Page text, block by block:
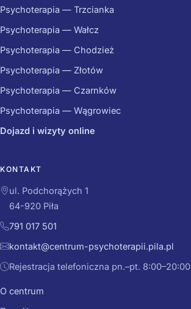
Psychoterapia — Trzcianka
Psychoterapia — Wałcz
Psychoterapia — Chodzież
Psychoterapia — Złotów
Psychoterapia — Czarnków
Psychoterapia — Wągrowiec
Dojazd i wizyty online
KONTAKT
ul. Podchorążych 1
64-920 Piła
791 017 501
kontakt@centrum-psychoterapii.pila.pl
Rejestracja telefoniczna pn.–pt. 8:00–20:00
O centrum